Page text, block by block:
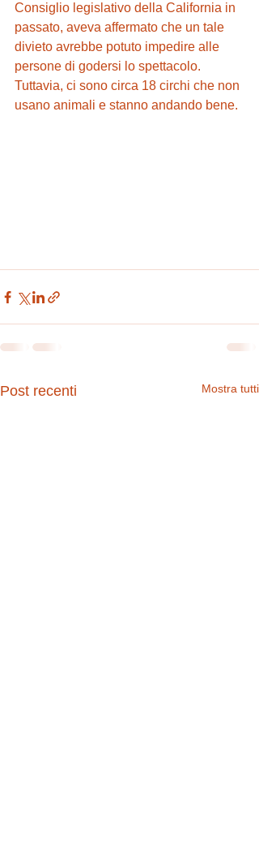
Consiglio legislativo della California in
passato, aveva affermato che un tale
divieto avrebbe potuto impedire alle
persone di godersi lo spettacolo.
Tuttavia, ci sono circa 18 circhi che non
usano animali e stanno andando bene.
Post recenti Mostra tutti